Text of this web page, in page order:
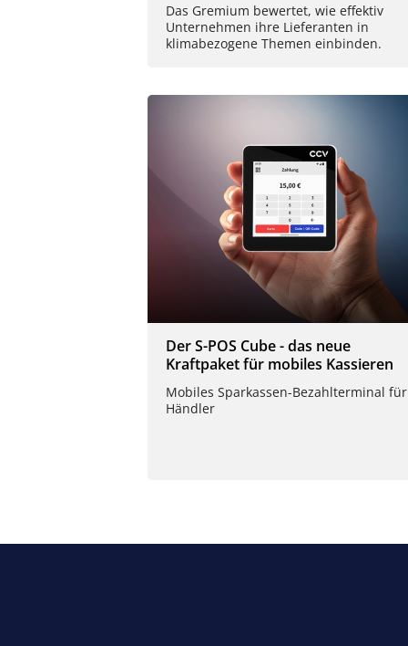
Das Gremium bewertet, wie effektiv
Unternehmen ihre Lieferanten in
klimabezogene Themen einbinden.
Der S-POS Cube - das neue
Kraftpaket für mobiles Kassieren
Mobiles Sparkassen-Bezahlterminal für
Händler